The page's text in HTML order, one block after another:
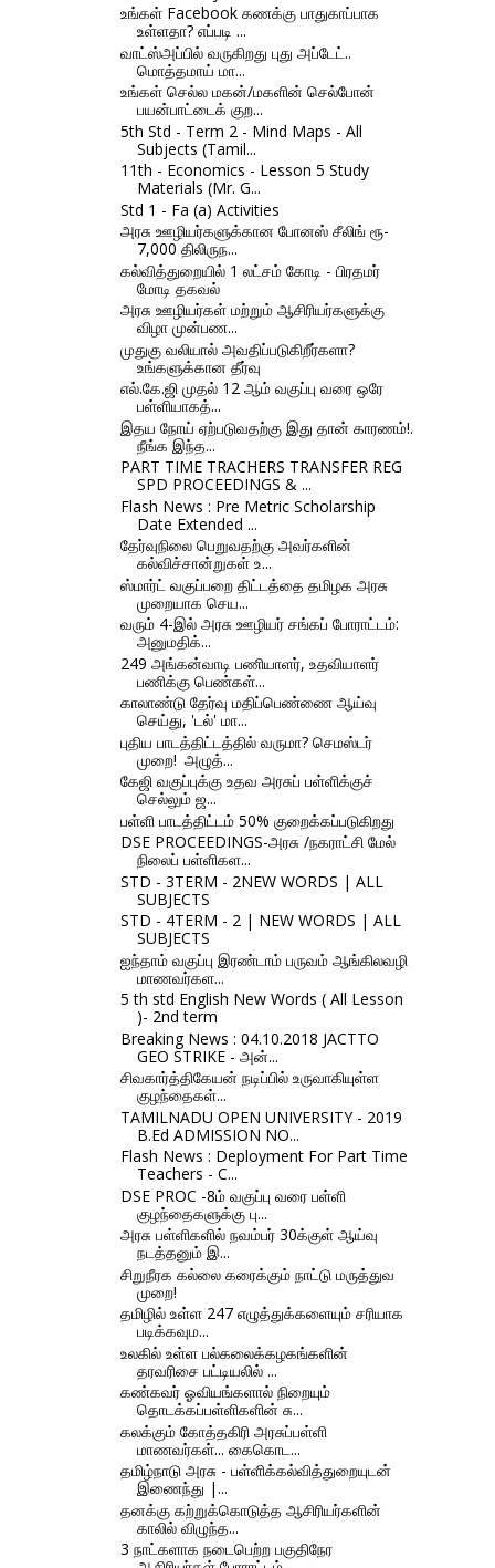
உங்கள் Facebook கணக்கு பாதுகாப்பாக
உள்ளதா? எப்படி ...
வாட்ஸ்அப்பில் வருகிறது புது அப்டேட்..
மொத்தமாய் மா...
உங்கள் செல்ல மகன்/மகளின் செல்போன்
பயன்பாட்டைக் குற...
5th Std - Term 2 - Mind Maps - All
Subjects (Tamil...
11th - Economics - Lesson 5 Study
Materials (Mr. G...
Std 1 - Fa (a) Activities
அரசு ஊழியர்களுக்கான போனஸ் சீலிங் ரூ-
7,000 திலிருந...
கல்வித்துறையில் 1 லட்சம் கோடி - பிரதமர்
மோடி தகவல்
அரசு ஊழியர்கள் மற்றும் ஆசிரியர்களுக்கு
விழா முன்பண...
முதுகு வலியால் அவதிப்படுகிறீர்களா?
உங்களுக்கான தீர்வு
எல்.கே.ஜி முதல் 12 ஆம் வகுப்பு வரை ஒரே
பள்ளியாகத்...
இதய நோய் ஏற்படுவதற்கு இது தான் காரணம்!.
நீங்க இந்த...
PART TIME TRACHERS TRANSFER REG
SPD PROCEEDINGS & ...
Flash News : Pre Metric Scholarship
Date Extended ...
தேர்வுநிலை பெறுவதற்கு அவர்களின்
கல்விச்சான்றுகள் உ...
ஸ்மார்ட் வகுப்பறை திட்டத்தை தமிழக அரசு
முறையாக செய...
வரும் 4-இல் அரசு ஊழியர் சங்கப் போராட்டம்:
அனுமதிக்...
249 அங்கன்வாடி பணியாளர், உதவியாளர்
பணிக்கு பெண்கள்...
காலாண்டு தேர்வு மதிப்பெண்ணை ஆய்வு
செய்து, 'டல்' மா...
புதிய பாடத்திட்டத்தில் வருமா? செமஸ்டர்
முறை! அழுத்...
கேஜி வகுப்புக்கு உதவ அரசுப் பள்ளிக்குச்
செல்லும் ஜ...
பள்ளி பாடத்திட்டம் 50% குறைக்கப்படுகிறது
DSE PROCEEDINGS-அரசு /நகராட்சி மேல்
நிலைப் பள்ளிகள...
STD - 3TERM - 2NEW WORDS | ALL
SUBJECTS
STD - 4TERM - 2 | NEW WORDS | ALL
SUBJECTS
ஐந்தாம் வகுப்பு இரண்டாம் பருவம் ஆங்கிலவழி
மாணவர்கள...
5 th std English New Words ( All Lesson
)- 2nd term
Breaking News : 04.10.2018 JACTTO
GEO STRIKE - அன்...
சிவகார்த்திகேயன் நடிப்பில் உருவாகியுள்ள
குழந்தைகள்...
TAMILNADU OPEN UNIVERSITY - 2019
B.Ed ADMISSION NO...
Flash News : Deployment For Part Time
Teachers - C...
DSE PROC -8ம் வகுப்பு வரை பள்ளி
குழந்தைகளுக்கு பு...
அரசு பள்ளிகளில் நவம்பர் 30க்குள் ஆய்வு
நடத்தனும் இ...
சிறுநீரக கல்லை கரைக்கும் நாட்டு மருத்துவ
முறை!
தமிழில் உள்ள 247 எழுத்துக்களையும் சரியாக
படிக்கவும...
உலகில் உள்ள பல்கலைக்கழகங்களின்
தரவரிசை பட்டியலில் ...
கண்கவர் ஓவியங்களால் நிறையும்
தொடக்கப்பள்ளிகளின் சு...
கலக்கும் கோத்தகிரி அரசுப்பள்ளி
மாணவர்கள்... கைகொட...
தமிழ்நாடு அரசு - பள்ளிக்கல்வித்துறையுடன்
இணைந்து |...
தனக்கு கற்றுக்கொடுத்த ஆசிரியர்களின்
காலில் விழுந்த...
3 நாட்களாக நடைபெற்ற பகுதிநேர